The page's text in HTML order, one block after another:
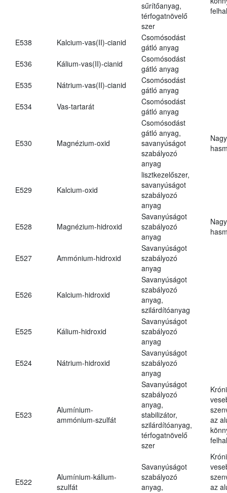
sűrítőanyag,
térfogatnövelő
szer
E538 Kalcium-vas(II)-cianid
Csomósodást
gátló anyag
E536
Kálium-vas(II)-cianid
Csomósodást
gátló anyag
E535
Nátrium-vas(II)-cianid
Csomósodást
gátló anyag
E534
Vas-tartarát
Csomósodást
gátló anyag
E530 Magnézium-oxid
Csomósodást
gátló anyag,
savanyúságot
szabályozó
anyag
E529 Kalcium-oxid
lisztkezelőszer,
savanyúságot
szabályozó
anyag
E528 Magnézium-hidroxid
Savanyúságot
szabályozó
anyag
E527 Ammónium-hidroxid
Savanyúságot
szabályozó
anyag
E526 Kalcium-hidroxid
Savanyúságot
szabályozó
anyag,
szilárdítóanyag
E525 Kálium-hidroxid
Savanyúságot
szabályozó
anyag
E524 Nátrium-hidroxid
Savanyúságot
szabályozó
anyag
E523
Alumínium-
ammónium-szulfát
Savanyúságot
szabályozó
anyag,
stabilizátor,
szilárdítóanyag,
térfogatnövelő
szer
az
E522
Alumínium-kálium-
szulfát
Savanyúságot
szabályozó
anyag,
az